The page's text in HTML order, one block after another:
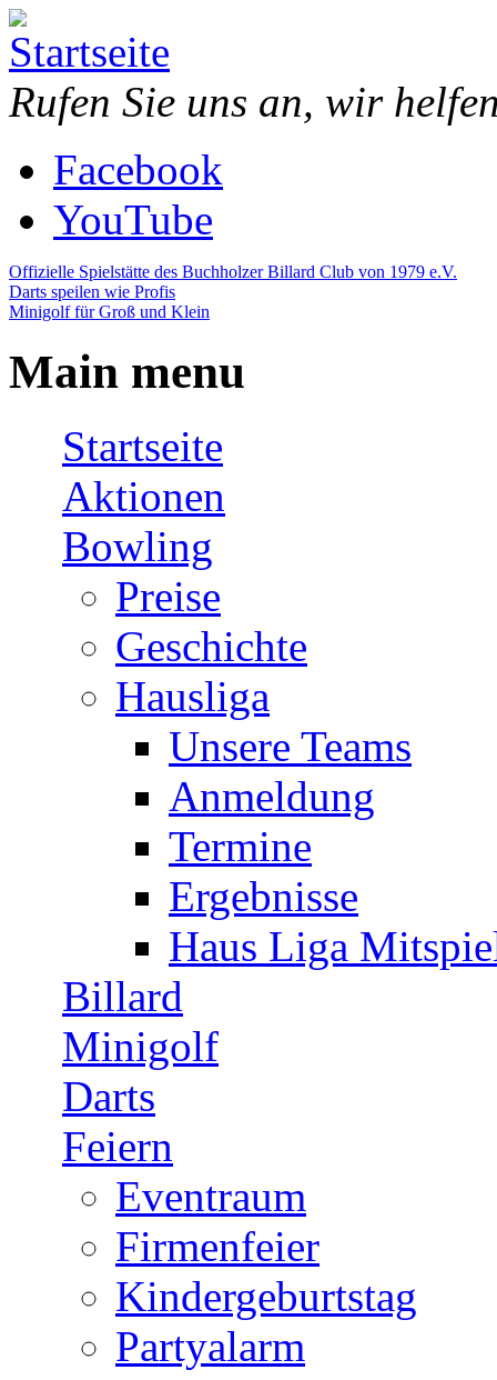
Direkt zum Inhalt
Piazza
Bowling
Center
Bowling,
Billard,
Minigolf,
Restaurant,
Eventraum
Rufen Sie uns an, wir
Facebook
YouTube
Offizielle Spielstätte des Buchholzer Billard Club von 1979 e.V.
Darts speilen wie Profis
Minigolf für Groß und Klein
Main menu
Startseite
Aktionen
Bowling
Preise
Geschichte
Hausliga
Unsere Teams
Anmeldung
Termine
Ergebnisse
Haus Liga
Billard
Minigolf
Darts
Feiern
Eventraum
Firmenfeier
Kindergeburtstag
Partyalarm